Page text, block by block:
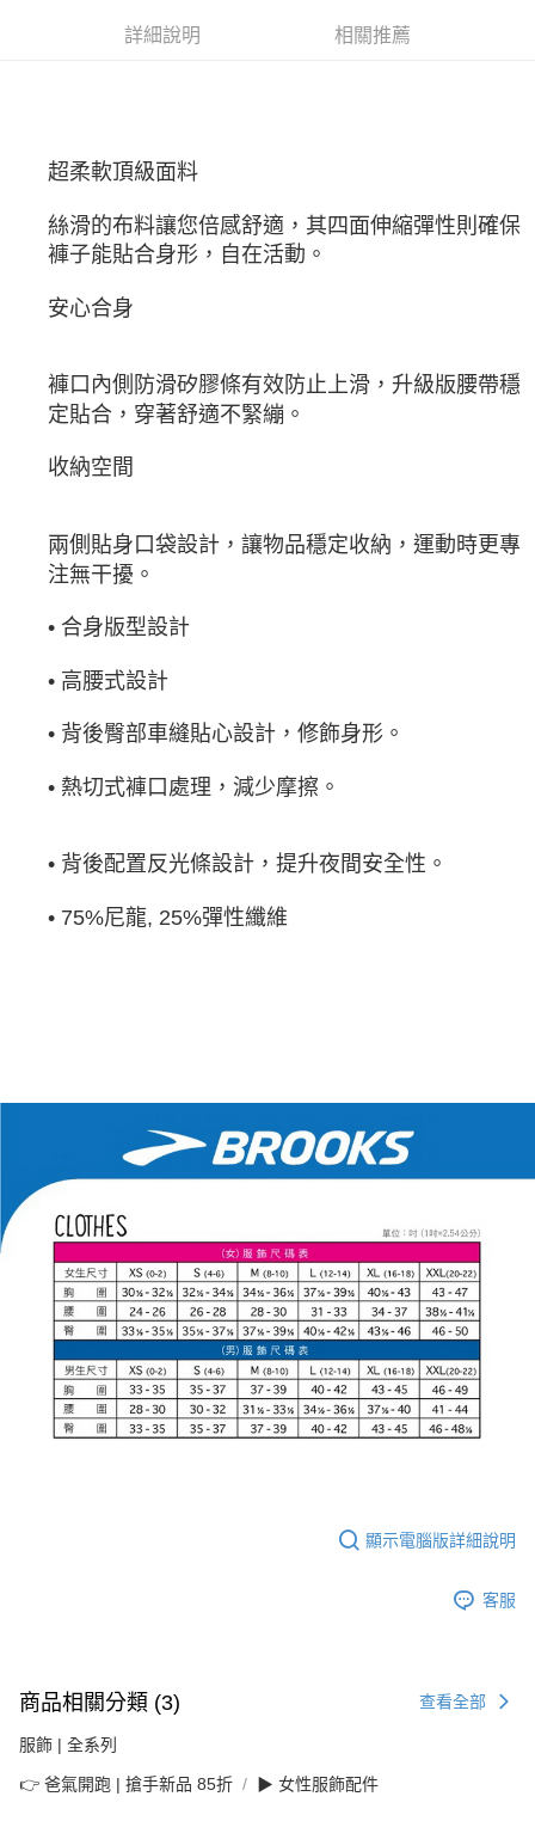
詳細說明 相關推薦
超柔軟頂級面料
絲滑的布料讓您倍感舒適，其四面伸縮彈性則確保
褲子能貼合身形，自在活動。
安心合身
褲口內側防滑矽膠條有效防止上滑，升級版腰帶穩
定貼合，穿著舒適不緊繃。
收納空間
兩側貼身口袋設計，讓物品穩定收納，運動時更專
注無干擾。
• 合身版型設計
• 高腰式設計
• 背後臀部車縫貼心設計，修飾身形。
• 熱切式褲口處理，減少摩擦。
• 背後配置反光條設計，提升夜間安全性。
• 75%尼龍, 25%彈性纖維
顯示電腦版詳細說明
客服
商品相關分類 (3) 查看全部
服飾 | 全系列
👉 爸氣開跑 | 搶手新品 85折 ▶ 女性服飾配件